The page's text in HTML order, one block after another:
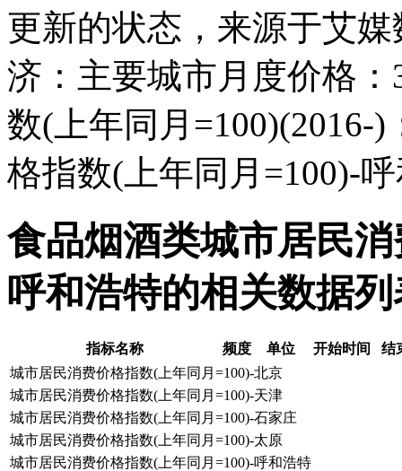
更新的状态，来源于艾
济：主要城市月度价格
数(上年同月=100)(2016-
格指数(上年同月=100)-
食品烟酒类城市居民
呼和浩特的相关数据列
指标名称 频度 单位 开始时间
结
城市居民消费价格指数(上年同月=100)-北京
城市居民消费价格指数(上年同月=100)-天津
城市居民消费价格指数(上年同月=100)-石家庄
城市居民消费价格指数(上年同月=100)-太原
城市居民消费价格指数(上年同月=100)-呼和浩特